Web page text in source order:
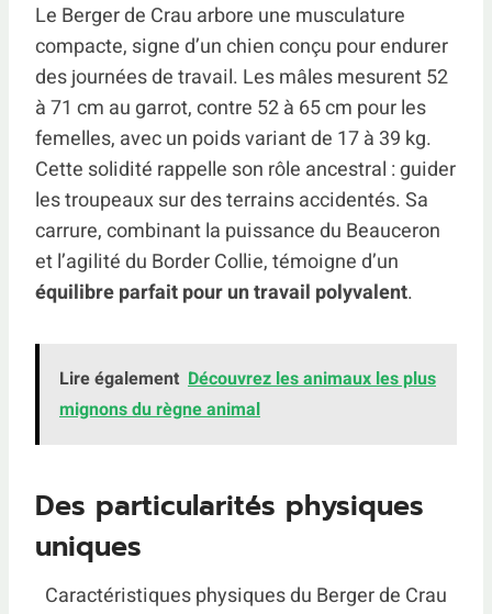
Le Berger de Crau arbore une musculature
compacte, signe d’un chien conçu pour endurer
des journées de travail. Les mâles mesurent 52
à 71 cm au garrot, contre 52 à 65 cm pour les
femelles, avec un poids variant de 17 à 39 kg.
Cette solidité rappelle son rôle ancestral : guider
les troupeaux sur des terrains accidentés. Sa
carrure, combinant la puissance du Beauceron
et l’agilité du Border Collie, témoigne d’un
équilibre parfait pour un travail polyvalent.
Lire également Découvrez les animaux les plus
mignons du règne animal
Des particularités physiques
uniques
Caractéristiques physiques du Berger de Crau